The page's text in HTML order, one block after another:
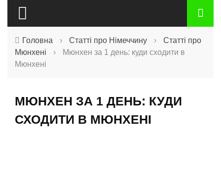
Головна › Статті про Німеччину ›
Статті про
Мюнхені
›
Мюнхен за 1 день: куди сходити в
Мюнхені
МЮНХЕН ЗА 1 ДЕНЬ: КУДИ
СХОДИТИ В МЮНХЕНІ